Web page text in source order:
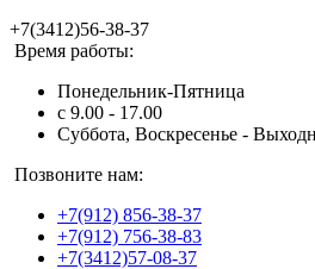
+7(3412)56-38-37
Время работы:
Понедельник-Пятница
с 9.00 - 17.00
Суббота, Воскресенье -
Позвоните нам:
+7(912) 856-38-37
+7(912) 756-38-83
+7(3412)57-08-37